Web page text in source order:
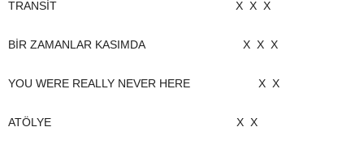
TRANSİT X X X
BİR ZAMANLAR KASIMDA X X X
YOU WERE REALLY NEVER HERE X X
ATÖLYE X X